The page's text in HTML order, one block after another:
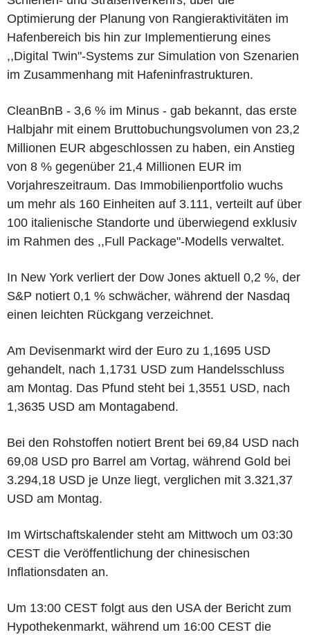
Optimierung der Planung von Rangieraktivitäten im
Hafenbereich bis hin zur Implementierung eines
,,Digital Twin"-Systems zur Simulation von Szenarien
im Zusammenhang mit Hafeninfrastrukturen.
CleanBnB - 3,6 % im Minus - gab bekannt, das erste
Halbjahr mit einem Bruttobuchungsvolumen von 23,2
Millionen EUR abgeschlossen zu haben, ein Anstieg
von 8 % gegenüber 21,4 Millionen EUR im
Vorjahreszeitraum. Das Immobilienportfolio wuchs
um mehr als 160 Einheiten auf 3.111, verteilt auf über
100 italienische Standorte und überwiegend exklusiv
im Rahmen des ,,Full Package"-Modells verwaltet.
In New York verliert der Dow Jones aktuell 0,2 %, der
S&P notiert 0,1 % schwächer, während der Nasdaq
einen leichten Rückgang verzeichnet.
Am Devisenmarkt wird der Euro zu 1,1695 USD
gehandelt, nach 1,1731 USD zum Handelsschluss
am Montag. Das Pfund steht bei 1,3551 USD, nach
1,3635 USD am Montagabend.
Bei den Rohstoffen notiert Brent bei 69,84 USD nach
69,08 USD pro Barrel am Vortag, während Gold bei
3.294,18 USD je Unze liegt, verglichen mit 3.321,37
USD am Montag.
Im Wirtschaftskalender steht am Mittwoch um 03:30
CEST die Veröffentlichung der chinesischen
Inflationsdaten an.
Um 13:00 CEST folgt aus den USA der Bericht zum
Hypothekenmarkt, während um 16:00 CEST die